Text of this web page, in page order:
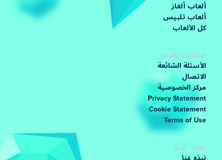
ألعاب ألغاز
ألعاب تلبيس
كل الألعاب
المساعدة والدعم
الأسئلة الشائعة
الاتصال
مركز الخصوصية
Privacy Statement
Cookie Statement
Terms of Use
تعرّف علينا
نبذه عنا